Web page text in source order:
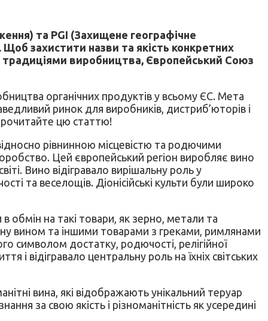
та PGI (Захищене географічне
захистити назви та якість конкретних
і традиціями виробництва, Європейський Союз
органічних продуктів у всьому ЄС. Мета
ринок для виробників, дистриб’юторів і
цю статтю!
рівнинною місцевістю та родючими
Цей європейський регіон виробляє вино
Вино відігравало вирішальну роль у
та веселощів. Діонісійські культи були широко
в обмін на такі товари, як зерно, метали та
вином та іншими товарами з греками, римлянами
символом достатку, родючості, релігійної
і відігравало центральну роль на їхніх світських
вина, які відображають унікальний теруар
за свою якість і різноманітність як усередині